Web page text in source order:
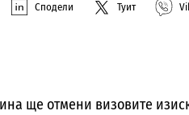
Сподели Туит
ще отмени визовите